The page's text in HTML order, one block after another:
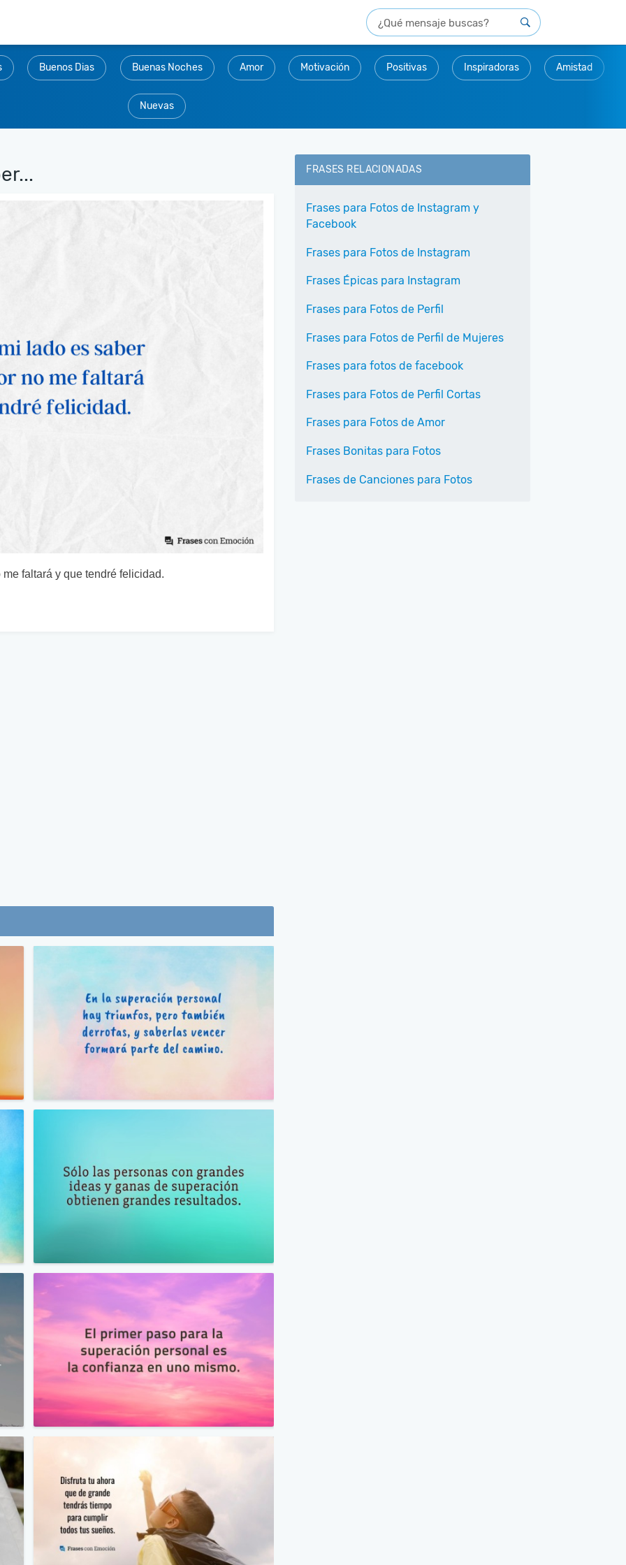
Buenos Dias Buenas Noches Amor Motivación Positivas Inspiradoras Amistad
Nuevas
faltará y que tendré felicidad.
FRASES RELACIONADAS
Frases para Fotos de Instagram y
Facebook
Frases para Fotos de Instagram
Frases Épicas para Instagram
Frases para Fotos de Perfil
Frases para Fotos de Perfil de Mujeres
Frases para fotos de facebook
Frases para Fotos de Perfil Cortas
Frases para Fotos de Amor
Frases Bonitas para Fotos
Frases de Canciones para Fotos